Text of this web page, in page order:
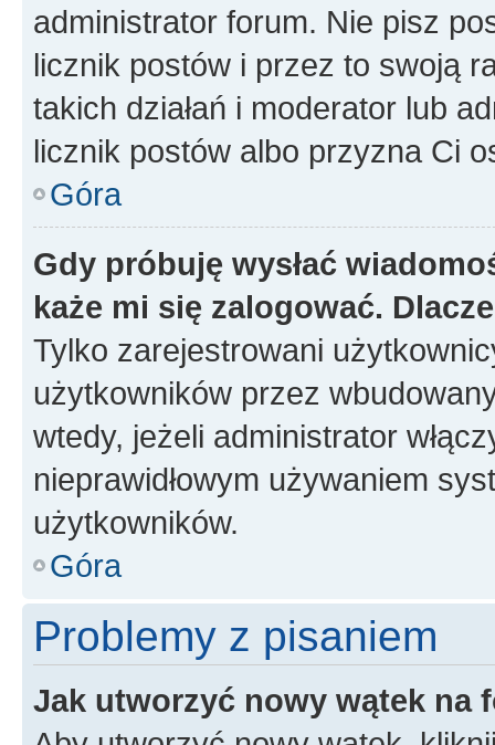
administrator forum. Nie pisz
licznik postów i przez to swoją
takich działań i moderator lub
licznik postów albo przyzna Ci
Góra
Gdy próbuję wysłać
każe mi się zalogować.
Tylko zarejestrowani
użytkowników przez
wtedy, jeżeli administrator
nieprawidłowym używaniem
użytkowników.
Góra
Problemy z pisaniem
Jak utworzyć nowy wątek na